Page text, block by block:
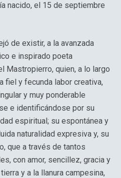
nacido, el 15 de septiembre
de existir, a la avanzada
e inspirado poeta
Mastropierro, quien, a lo largo
fiel y fecunda labor creativa,
y muy ponderable
e identificándose por su
espiritual; su espontánea y
naturalidad expresiva y, su
que a través de tantos
con amor, sencillez, gracia y
y a la llanura campesina,